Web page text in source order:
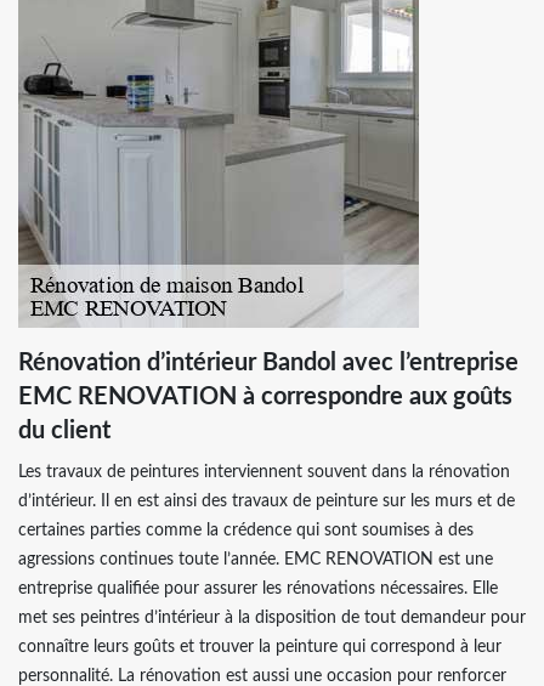
Rénovation d’intérieur Bandol avec l’entreprise
EMC RENOVATION à correspondre aux goûts
du client
Les travaux de peintures interviennent souvent dans la rénovation
d’intérieur. Il en est ainsi des travaux de peinture sur les murs et de
certaines parties comme la crédence qui sont soumises à des
agressions continues toute l’année. EMC RENOVATION est une
entreprise qualifiée pour assurer les rénovations nécessaires. Elle
met ses peintres d’intérieur à la disposition de tout demandeur pour
connaître leurs goûts et trouver la peinture qui correspond à leur
personnalité. La rénovation est aussi une occasion pour renforcer